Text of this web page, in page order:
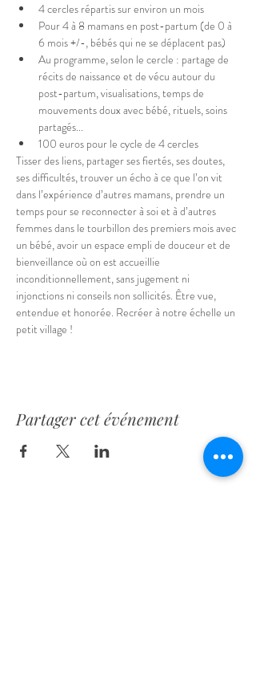
4 cercles répartis sur environ un mois
Pour 4 à 8 mamans en post-partum (de 0 à
6 mois +/-, bébés qui ne se déplacent pas)
Au programme, selon le cercle : partage de
récits de naissance et de vécu autour du
post-partum, visualisations, temps de
mouvements doux avec bébé, rituels, soins
partagés...
100 euros pour le cycle de 4 cercles
Tisser des liens, partager ses fiertés, ses doutes,
ses difficultés, trouver un écho à ce que l’on vit
dans l’expérience d’autres mamans, prendre un
temps pour se reconnecter à soi et à d’autres
femmes dans le tourbillon des premiers mois avec
un bébé, avoir un espace empli de douceur et de
bienveillance où on est accueillie
inconditionnellement, sans jugement ni
injonctions ni conseils non sollicités. Être vue,
entendue et honorée. Recréer à notre échelle un
petit village !
Partager cet événement